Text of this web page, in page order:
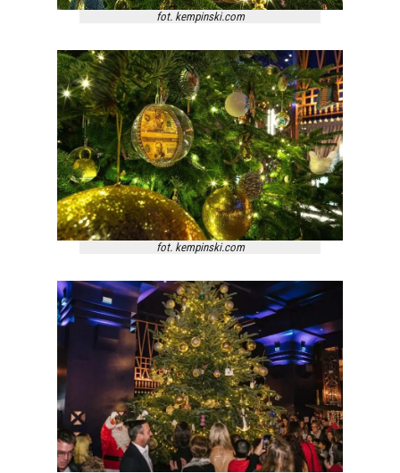
fot. kempinski.com
fot. kempinski.com